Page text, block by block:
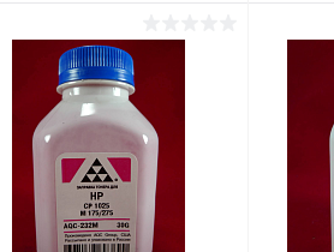
В корзину
Купить в 1 клик Сравнение
В избранное В наличии В